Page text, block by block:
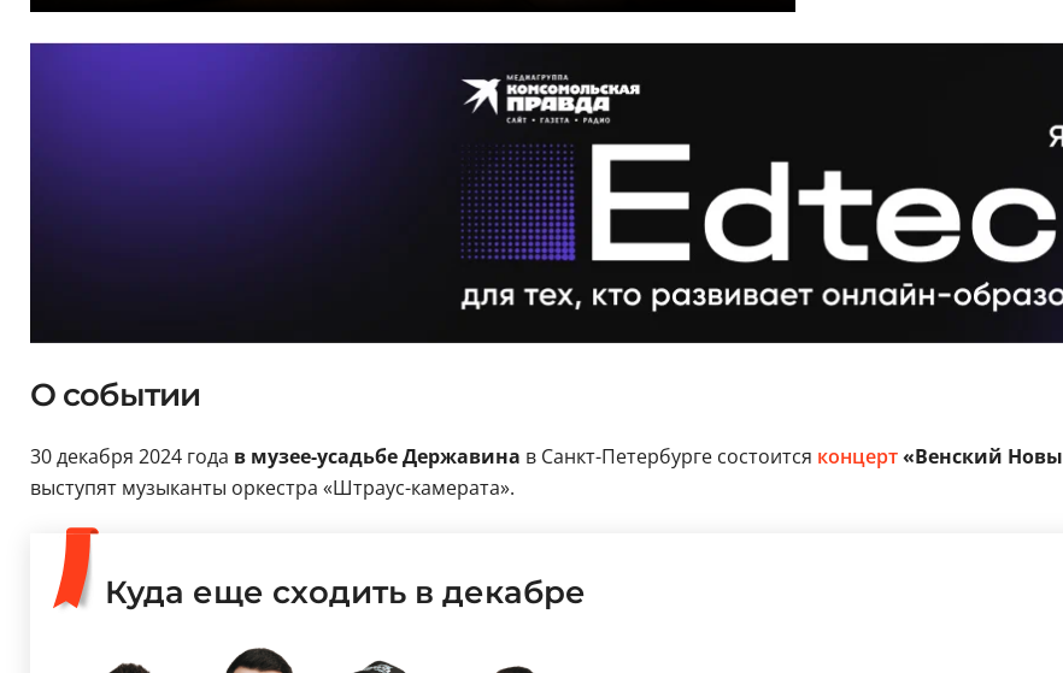
О событии
30 декабря 2024 года в музее-усадьбе Державина в Санкт-Петербурге состоится концерт«Венский
выступят музыканты оркестра «Штраус-камерата».
Куда еще сходить в декабре